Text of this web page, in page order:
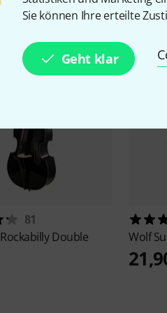
Sie können Ihre erteilte
Geht klar
81
Rockabilly Double
Wolf